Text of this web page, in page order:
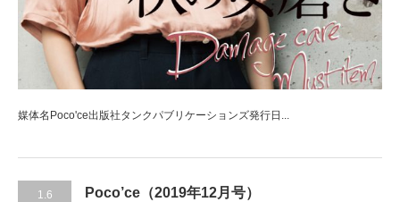
媒体名Poco'ce出版社タンクパブリケーションズ発行日...
1.6
Poco’ce（2019年12月号）